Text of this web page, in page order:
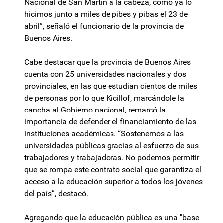
Nacional de San Martín a la cabeza, como ya lo
hicimos junto a miles de pibes y pibas el 23 de
abril”, señaló el funcionario de la provincia de
Buenos Aires.
Cabe destacar que la provincia de Buenos Aires
cuenta con 25 universidades nacionales y dos
provinciales, en las que estudian cientos de miles
de personas por lo que Kicillof, marcándole la
cancha al Gobierno nacional, remarcó la
importancia de defender el financiamiento de las
instituciones académicas. “Sostenemos a las
universidades públicas gracias al esfuerzo de sus
trabajadores y trabajadoras. No podemos permitir
que se rompa este contrato social que garantiza el
acceso a la educación superior a todos los jóvenes
del país”, destacó.
Agregando que la educación pública es una "base